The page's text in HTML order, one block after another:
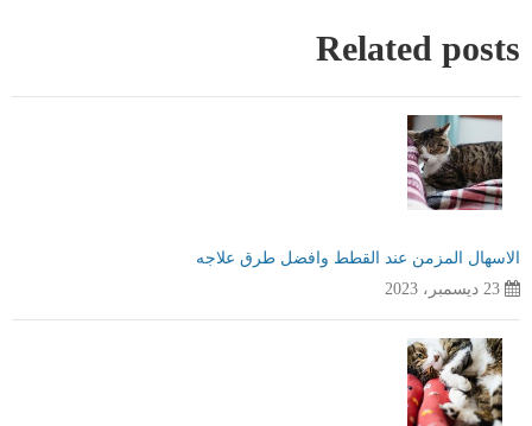
Related posts
الاسهال المزمن عند القطط وافضل طرق علاجه
23 ديسمبر، 2023